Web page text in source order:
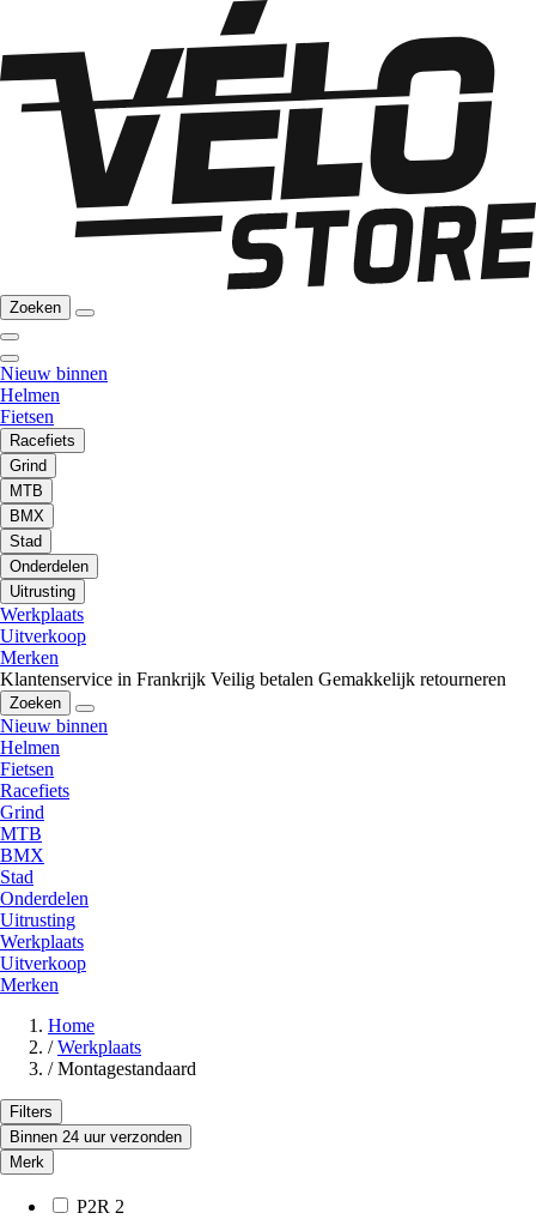
Zoeken
Nieuw binnen
Helmen
Fietsen
Racefiets
Grind
MTB
BMX
Stad
Onderdelen
Uitrusting
Werkplaats
Uitverkoop
Merken
Klantenservice in Frankrijk Veilig betalen Gemakkelijk retourneren
Zoeken
Nieuw binnen
Helmen
Fietsen
Racefiets
Grind
MTB
BMX
Stad
Onderdelen
Uitrusting
Werkplaats
Uitverkoop
Merken
Home
/ Werkplaats
/ Montagestandaard
Filters
Binnen 24 uur verzonden
Merk
P2R 2